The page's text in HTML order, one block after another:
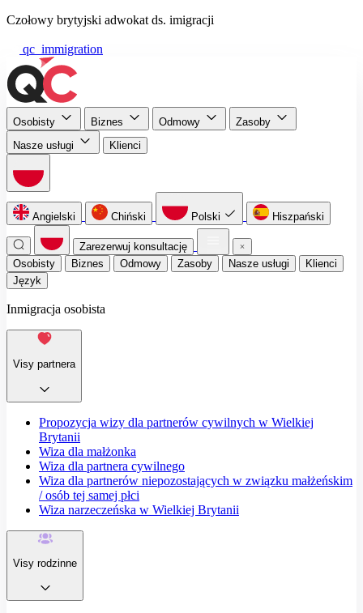
Czołowy brytyjski adwokat ds. imigracji
qc_immigration
Osobisty Biznes Odmowy
Zasoby
Nasze usługi
Klienci
Angielski Chiński Polski Hiszpański
Zarezerwuj konsultację
Osobisty
Biznes Odmowy Zasoby Nasze usługi
Klienci
Język
Inmigracja osobista
Visy partnera
Propozycja wizy dla partnerów cywilnych w Wielkiej
Brytanii
Wiza dla małżonka
Wiza dla partnera cywilnego
Wiza dla partnerów niepozostających w związku małżeńskim
/ osób tej samej płci
Wiza narzeczeńska w Wielkiej Brytanii
Visy rodzinne